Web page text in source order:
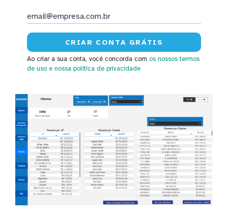
Ao criar a sua conta, você concorda com os nossos termos
de uso e nossa política de privacidade